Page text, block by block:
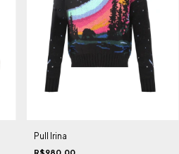
Pull Irina
R$980,00